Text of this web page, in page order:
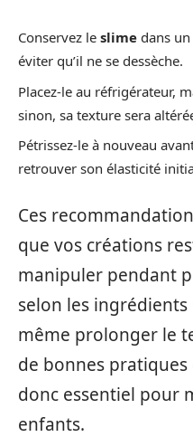
Conservez le slime dans
éviter qu’il ne se dessèche.
Placez-le au réfrigérateur,
sinon, sa texture sera
Pétrissez-le à nouveau
retrouver son élasticité
Ces
que vos créations
manipuler pendant
selon les
même prolonger le
de bonnes
donc essentiel pour
enfants.